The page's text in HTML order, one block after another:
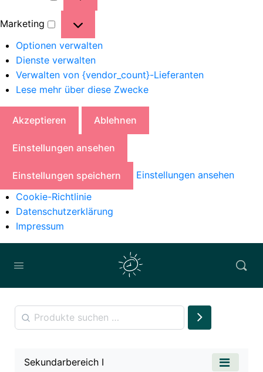
Marketing
Optionen verwalten
Dienste verwalten
Verwalten von {vendor_count}-Lieferanten
Lese mehr über diese Zwecke
Akzeptieren Ablehnen
Einstellungen ansehen
Einstellungen speichern
Einstellungen ansehen
Cookie-Richtlinie
Datenschutzerklärung
Impressum
Sekundarbereich I